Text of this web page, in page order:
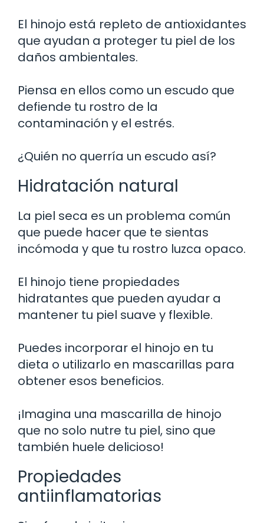
El hinojo está repleto de antioxidantes
que ayudan a proteger tu piel de los
daños ambientales.
Piensa en ellos como un escudo que
defiende tu rostro de la
contaminación y el estrés.
¿Quién no querría un escudo así?
Hidratación natural
La piel seca es un problema común
que puede hacer que te sientas
incómoda y que tu rostro luzca opaco.
El hinojo tiene propiedades
hidratantes que pueden ayudar a
mantener tu piel suave y flexible.
Puedes incorporar el hinojo en tu
dieta o utilizarlo en mascarillas para
obtener esos beneficios.
¡Imagina una mascarilla de hinojo
que no solo nutre tu piel, sino que
también huele delicioso!
Propiedades
antiinflamatorias